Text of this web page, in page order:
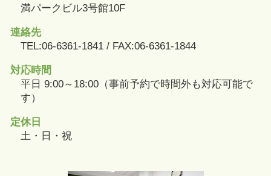
満パークビル3号館10F
連絡先
TEL:06-6361-1841 / FAX:06-6361-1844
対応時間
平日 9:00～18:00（事前予約で時間外も対応可能で
す）
定休日
土・日・祝